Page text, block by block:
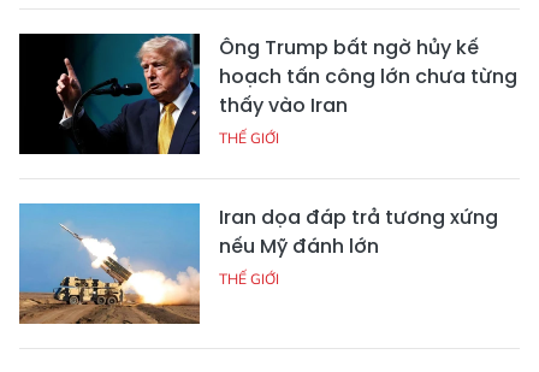
Ông Trump bất ngờ hủy kế
hoạch tấn công lớn chưa từng
thấy vào Iran
THẾ GIỚI
Iran dọa đáp trả tương xứng
nếu Mỹ đánh lớn
THẾ GIỚI